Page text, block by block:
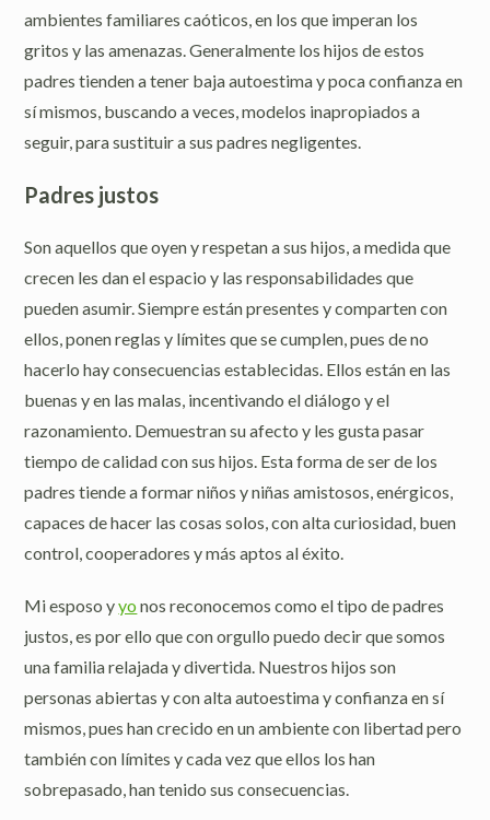
ambientes familiares caóticos, en los que imperan los
gritos y las amenazas. Generalmente los hijos de estos
padres tienden a tener baja autoestima y poca confianza en
sí mismos, buscando a veces, modelos inapropiados a
seguir, para sustituir a sus padres negligentes.
Padres justos
Son aquellos que oyen y respetan a sus hijos, a medida que
crecen les dan el espacio y las responsabilidades que
pueden asumir. Siempre están presentes y comparten con
ellos, ponen reglas y límites que se cumplen, pues de no
hacerlo hay consecuencias establecidas. Ellos están en las
buenas y en las malas, incentivando el diálogo y el
razonamiento. Demuestran su afecto y les gusta pasar
tiempo de calidad con sus hijos. Esta forma de ser de los
padres tiende a formar niños y niñas amistosos, enérgicos,
capaces de hacer las cosas solos, con alta curiosidad, buen
control, cooperadores y más aptos al éxito.
Mi esposo yyo nos reconocemos como el tipo de padres
justos, es por ello que con orgullo puedo decir que somos
una familia relajada y divertida. Nuestros hijos son
personas abiertas y con alta autoestima y confianza en sí
mismos, pues han crecido en un ambiente con libertad pero
también con límites y cada vez que ellos los han
sobrepasado, han tenido sus consecuencias.